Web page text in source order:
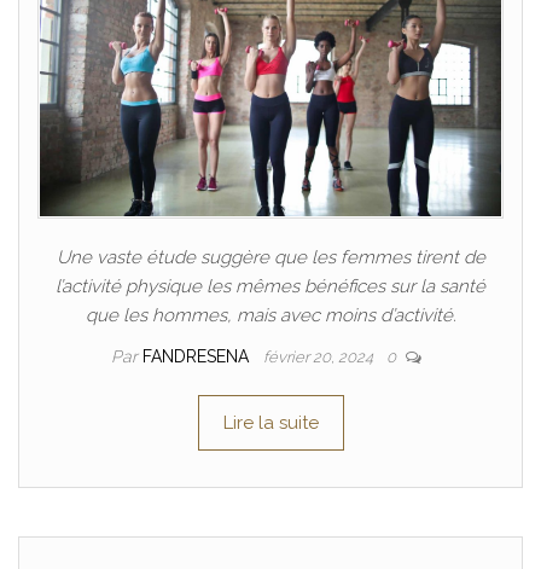
Une vaste étude suggère que les femmes tirent de
l’activité physique les mêmes bénéfices sur la santé
que les hommes, mais avec moins d’activité.
Par FANDRESENA février 20, 2024 0
Lire la suite